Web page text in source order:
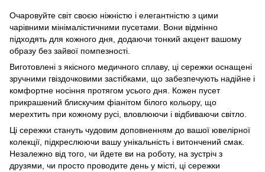
Очаровуйте світ своєю ніжністю і елегантністю з цими
чарівними мінімалістичними пусетами. Вони відмінно
підходять для кожного дня, додаючи тонкий акцент вашому
образу без зайвої помпезності.
Виготовлені з якісного медичного сплаву, ці сережки оснащені
зручними гвіздочковими застібками, що забезпечують надійне і
комфортне носіння протягом усього дня. Кожен пусет
прикрашений блискучим фіанітом білого кольору, що
мерехтить при кожному русі, вловлюючи і відбиваючи світло.
Ці сережки стануть чудовим доповненням до вашої ювелірної
колекції, підкреслюючи вашу унікальність і витончений смак.
Незалежно від того, чи йдете ви на роботу, на зустріч з
друзями, чи просто проводите день у місті, ці сережки